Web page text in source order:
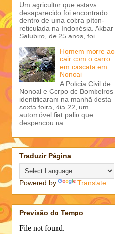
Um agricultor que estava
desaparecido foi encontrado
dentro de uma cobra píton-
reticulada na Indonésia. Akbar
Salubiro, de 25 anos, foi ...
Homem morre ao
cair com o carro
em cascata em
Nonoai
A Polícia Civil de
Nonoai e Corpo de Bombeiros
identificaram na manhã desta
sexta-feira, dia 22, um
automóvel fiat palio que
despencou na...
Traduzir Página
Powered by Translate
Previsão do Tempo